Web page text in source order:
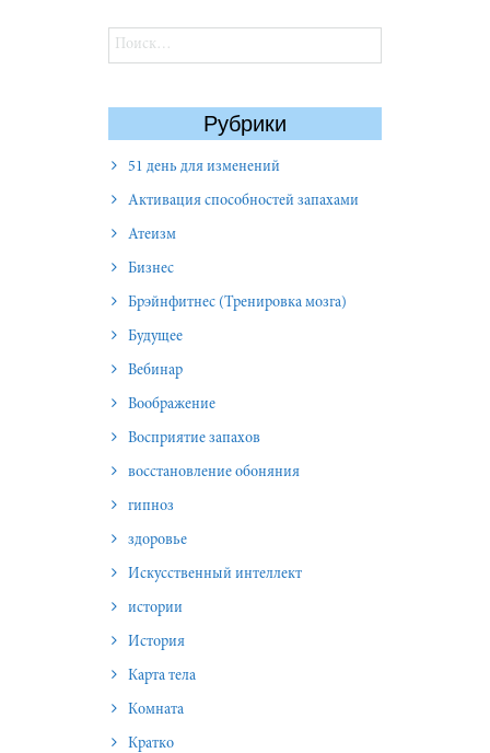
Найти:
Рубрики
51 день для изменений
Активация способностей запахами
Атеизм
Бизнес
Брэйнфитнес (Тренировка мозга)
Будущее
Вебинар
Воображение
Восприятие запахов
восстановление обоняния
гипноз
здоровье
Искусственный интеллект
истории
История
Карта тела
Комната
Кратко